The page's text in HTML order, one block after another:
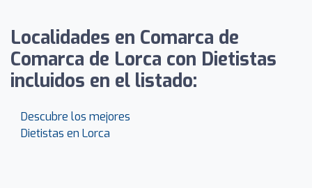
Localidades en Comarca de
Comarca de Lorca con Dietistas
incluidos en el listado:
Descubre los mejores
Dietistas en Lorca